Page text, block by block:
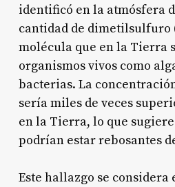
identificó en la atmósfera
cantidad de dimetilsulfuro
molécula que en la Tierra
organismos vivos como
bacterias. La
sería miles de veces
en la Tierra, lo que sugiere
podrían estar rebosantes
Este hallazgo se